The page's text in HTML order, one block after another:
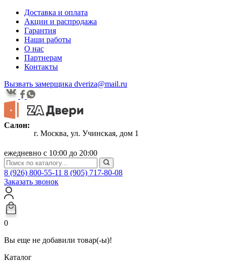
Доставка и оплата
Акции и распродажа
Гарантия
Наши работы
О нас
Партнерам
Контакты
Вызвать замерщика dveriza@mail.ru
Салон:
г. Москва, ул. Учинская, дом 1
ежедневно с 10:00 до 20:00
8 (926) 800-55-11 8 (905) 717-80-08
Заказать звонок
0
Вы еще не добавили товар(-ы)!
Каталог